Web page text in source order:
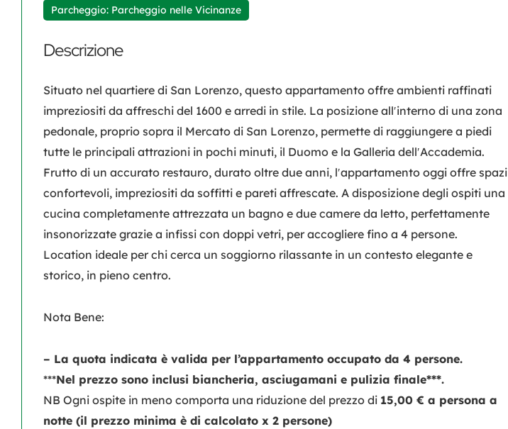
Parcheggio: Parcheggio nelle Vicinanze
Descrizione
Situato nel quartiere di San Lorenzo, questo appartamento offre ambienti raffinati
impreziositi da affreschi del 1600 e arredi in stile. La posizione all′interno di una zona
pedonale, proprio sopra il Mercato di San Lorenzo, permette di raggiungere a piedi
tutte le principali attrazioni in pochi minuti, il Duomo e la Galleria dell′Accademia.
Frutto di un accurato restauro, durato oltre due anni, l′appartamento oggi offre spazi
confortevoli, impreziositi da soffitti e pareti affrescate. A disposizione degli ospiti una
cucina completamente attrezzata un bagno e due camere da letto, perfettamente
insonorizzate grazie a infissi con doppi vetri, per accogliere fino a 4 persone.
Location ideale per chi cerca un soggiorno rilassante in un contesto elegante e
storico, in pieno centro.
Nota Bene:
– La quota indicata è valida per l’appartamento occupato da 4 persone.
***Nel prezzo sono inclusi biancheria, asciugamani e pulizia finale***.
NB Ogni ospite in meno comporta una riduzione del prezzo di 15,00 € a persona a
notte (il prezzo minima è di calcolato x 2 persone)